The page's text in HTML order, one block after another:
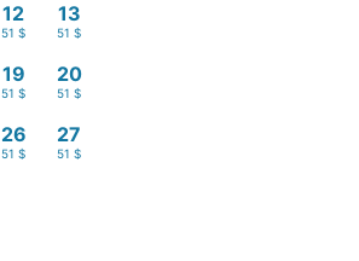
12
51 $
13
51 $
19
51 $
20
51 $
26
51 $
27
51 $